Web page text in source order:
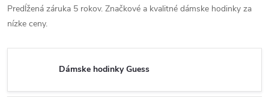
Predĺžená záruka 5 rokov. Značkové a kvalitné dámske hodinky za
nízke ceny.
Dámske hodinky Guess